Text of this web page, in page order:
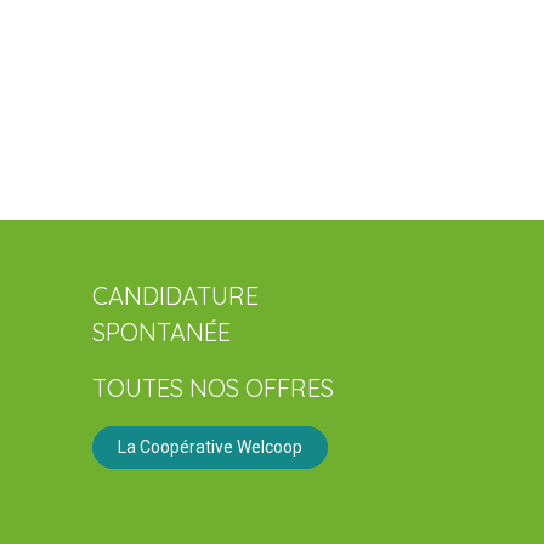
CANDIDATURE
SPONTANÉE
TOUTES NOS OFFRES
La Coopérative Welcoop